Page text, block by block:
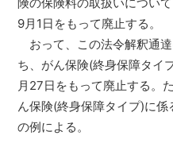
9月1日をもって廃止する。
おって、この法令解釈通
ち、がん保険(終身保障タイ
月27日をもって廃止する。
ん保険(終身保障タイプ)に
の例による。